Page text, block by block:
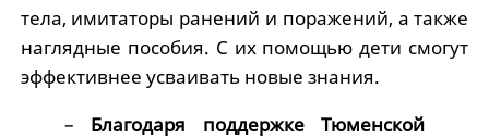
тела, имитаторы ранений и поражений, а также
наглядные пособия. С их помощью дети смогут
эффективнее усваивать новые знания.
– Благодаря поддержке Тюменской